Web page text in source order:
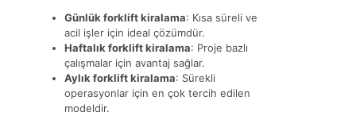
Günlük forklift kiralama: Kısa süreli ve
acil işler için ideal çözümdür.
Haftalık forklift kiralama: Proje bazlı
çalışmalar için avantaj sağlar.
Aylık forklift kiralama: Sürekli
operasyonlar için en çok tercih edilen
modeldir.